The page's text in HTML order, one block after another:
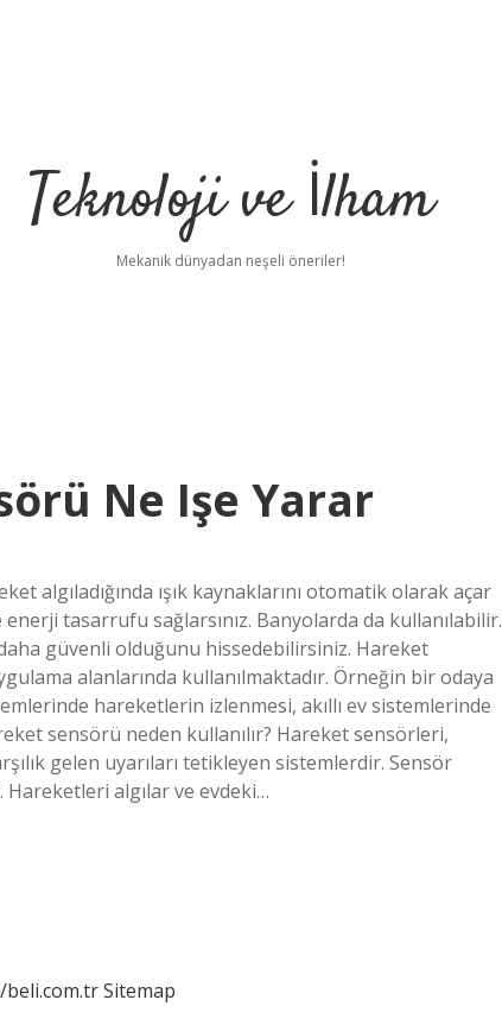
Teknoloji ve İlham
Mekanik dünyadan neşeli öneriler!
Ne Işe Yarar
algıladığında ışık kaynaklarını otomatik olarak açar
tasarrufu sağlarsınız. Banyolarda da kullanılabilir.
güvenli olduğunu hissedebilirsiniz. Hareket
alanlarında kullanılmaktadır. Örneğin bir odaya
hareketlerin izlenmesi, akıllı ev sistemlerinde
sensörü neden kullanılır? Hareket sensörleri,
gelen uyarıları tetikleyen sistemlerdir. Sensör
Hareketleri algılar ve evdeki…
Sitemap